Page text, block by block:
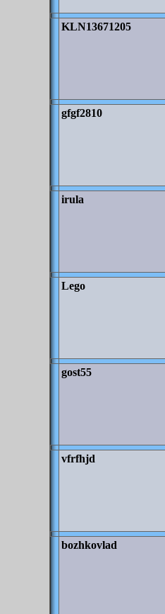
KLN13671205
gfgf2810
irula
Lego
gost55
vfrfhjd
bozhkovlad